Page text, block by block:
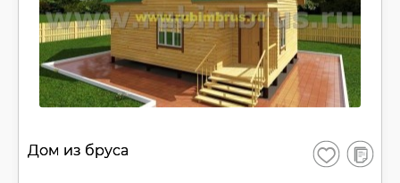
Дом из бруса Сохранить
В